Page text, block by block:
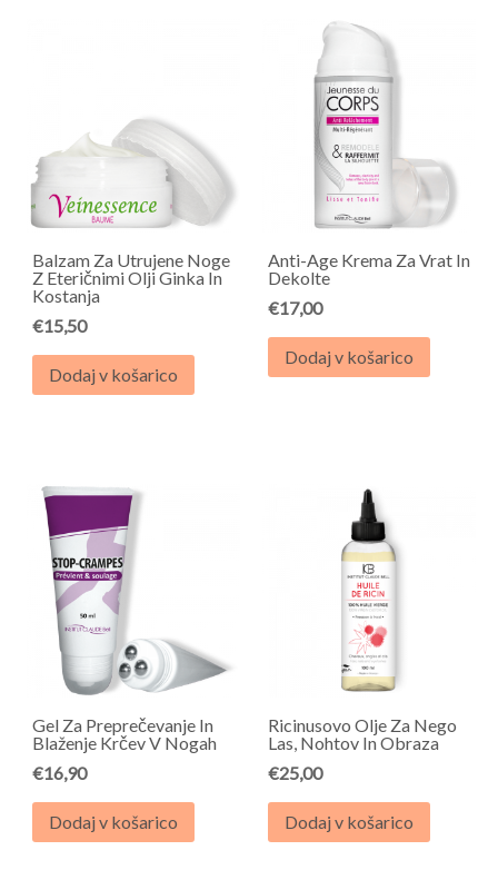
Balzam Za Utrujene Noge
Z Eteričnimi Olji Ginka In
Kostanja
€15,50
Dodaj v košarico
Anti-Age Krema Za Vrat In
Dekolte
€17,00
Dodaj v košarico
Gel Za Preprečevanje In
Blaženje Krčev V Nogah
€16,90
Dodaj v košarico
Ricinusovo Olje Za Nego
Las, Nohtov In Obraza
€25,00
Dodaj v košarico